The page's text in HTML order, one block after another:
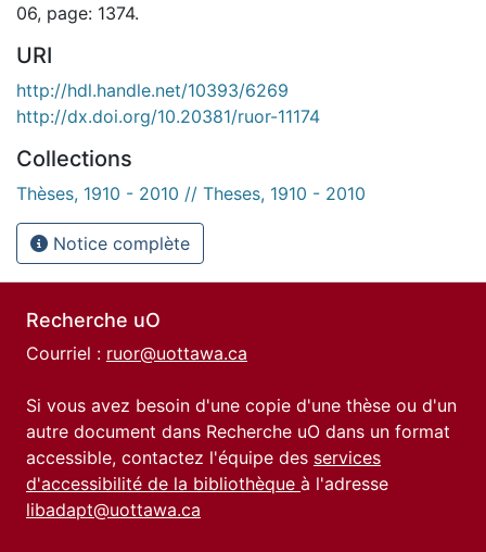
06, page: 1374.
URI
http://hdl.handle.net/10393/6269
http://dx.doi.org/10.20381/ruor-11174
Collections
Thèses, 1910 - 2010 // Theses, 1910 - 2010
Notice complète
Recherche uO
Courriel : ruor@uottawa.ca
Si vous avez besoin d'une copie d'une thèse ou d'un
autre document dans Recherche uO dans un format
accessible, contactez l'équipe des services
d'accessibilité de la bibliothèque à l'adresse
libadapt@uottawa.ca